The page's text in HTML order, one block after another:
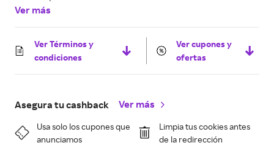
Ver más
Ver Términos y
condiciones
Ver cupones y
ofertas
Asegura tu cashback Ver más
Usa solo los cupones que
anunciamos
Limpia tus cookies antes
de la redirección